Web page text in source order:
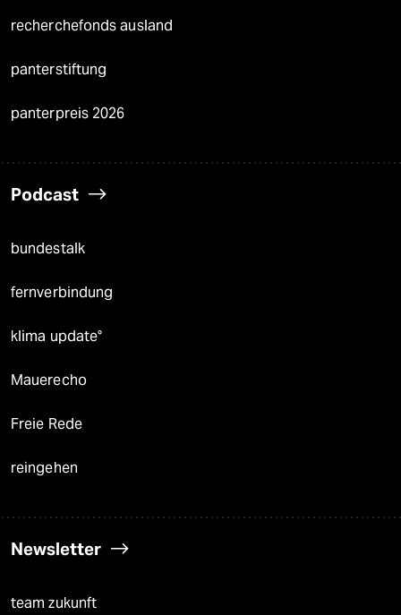
recherchefonds ausland
panterstiftung
panterpreis 2026
Podcast
bundestalk
fernverbindung
klima update°
Mauerecho
Freie Rede
reingehen
Newsletter
team zukunft